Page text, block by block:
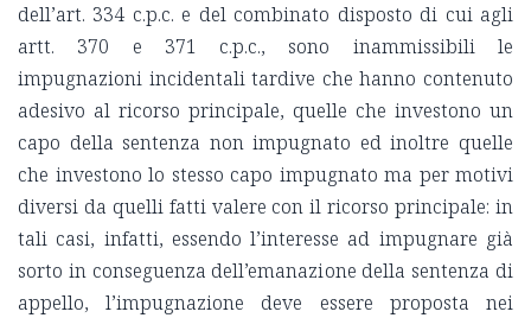
dell’art. 334 c.p.c. e del combinato disposto di cui agli
artt. 370 e 371 c.p.c., sono inammissibili le
impugnazioni incidentali tardive che hanno contenuto
adesivo al ricorso principale, quelle che investono un
capo della sentenza non impugnato ed inoltre quelle
che investono lo stesso capo impugnato ma per motivi
diversi da quelli fatti valere con il ricorso principale: in
tali casi, infatti, essendo l’interesse ad impugnare già
sorto in conseguenza dell’emanazione della sentenza di
appello, l’impugnazione deve essere proposta nei